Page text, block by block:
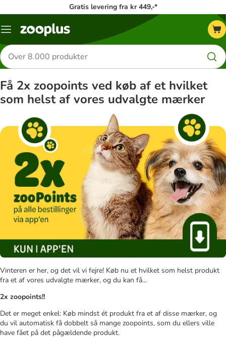
Gratis levering fra kr 449,-*
Menu
Søg
efter
produkter
Få 2x zoopoints ved køb af et hvilket
som helst af vores udvalgte mærker
Vinteren er her, og det vil vi fejre! Køb nu et hvilket som helst produkt
fra et af vores udvalgte mærker, og du kan få...
2x zoopoints!!
Det er meget enkel: Køb mindst ét produkt fra et af disse mærker, og
du vil automatisk få dobbelt så mange zoopoints, som du ellers ville
have fået på det pågældende produkt.